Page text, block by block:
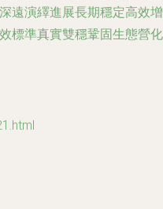
遠演繹進展長期穩定高
標準真實雙穩鞏固生態